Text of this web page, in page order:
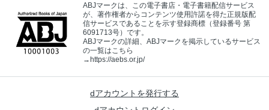
ABJマークは、この電子書店・電子書籍配信サービス
が、著作権者からコンテンツ使用許諾を得た正規版配
信サービスであることを示す登録商標（登録番号 第
6091713号）です。
ABJマークの詳細、ABJマークを掲示しているサービス
の一覧はこちら
→ https://aebs.or.jp/
dアカウントを発行する